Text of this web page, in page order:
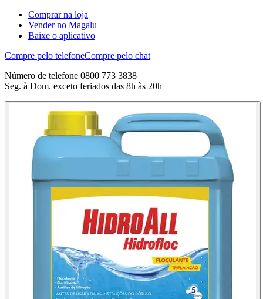
Comprar na loja
Vender no Magalu
Baixe o aplicativo
Compre pelo telefoneCompre pelo chat
Número de telefone 0800 773 3838
Seg. à Dom. exceto feriados das 8h às 20h